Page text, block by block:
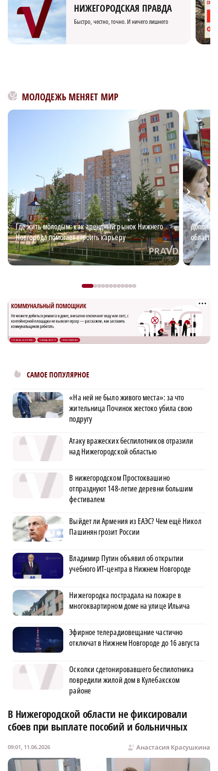
НИЖЕГОРОДСКАЯ ПРАВДА
Быстро, честно, точно. И ничего лишнего
МОЛОДЕЖЬ МЕНЯЕТ МИР
Где жить молодым: как арендный рынок Нижнего
Новгорода помогает строить карьеру
области:
САМОЕ ПОПУЛЯРНОЕ
«На ней не было живого места»: за что
жительница Починок жестоко убила свою
подругу
Атаку вражеских беспилотников отразили
над Нижегородской областью
В нижегородском Простоквашино
отпразднуют 148-летие деревни большим
фестивалем
Выйдет ли Армения из ЕАЭС? Чем ещё Никол
Пашинян грозит России
Владимир Путин объявил об открытии
учебного ИТ-центра в Нижнем Новгороде
Нижегородка пострадала на пожаре в
многоквартирном доме на улице Ильича
Эфирное телерадиовещание частично
отключат в Нижнем Новгороде до 16 августа
Осколки сдетонировавшего беспилотника
повредили жилой дом в Кулебакском
районе
В Нижегородской области не фиксировали
сбоев при выплате пособий и больничных
Анастасия Красушкина
09:01, 11.06.2026